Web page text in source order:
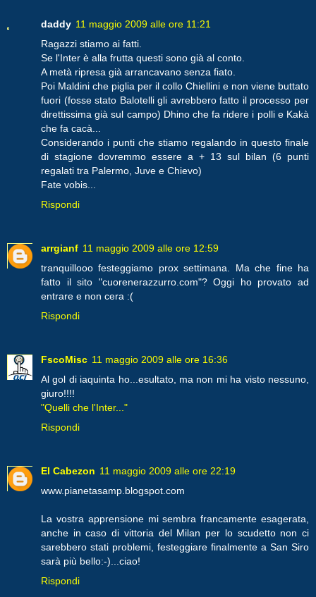
daddy 11 maggio 2009 alle ore 11:21
Ragazzi stiamo ai fatti.
Se l'Inter è alla frutta questi sono già al conto.
A metà ripresa già arrancavano senza fiato.
Poi Maldini che piglia per il collo Chiellini e non viene buttato
fuori (fosse stato Balotelli gli avrebbero fatto il processo per
direttissima già sul campo) Dhino che fa ridere i polli e Kakà
che fa cacà...
Considerando i punti che stiamo regalando in questo finale
di stagione dovremmo essere a + 13 sul bilan (6 punti
regalati tra Palermo, Juve e Chievo)
Fate vobis...
Rispondi
arrgianf 11 maggio 2009 alle ore 12:59
tranquillooo festeggiamo prox settimana. Ma che fine ha
fatto il sito "cuorenerazzurro.com"? Oggi ho provato ad
entrare e non cera :(
Rispondi
FscoMisc 11 maggio 2009 alle ore 16:36
Al gol di iaquinta ho...esultato, ma non mi ha visto nessuno,
giuro!!!!
"Quelli che l'Inter..."
Rispondi
El Cabezon 11 maggio 2009 alle ore 22:19
www.pianetasamp.blogspot.com
La vostra apprensione mi sembra francamente esagerata,
anche in caso di vittoria del Milan per lo scudetto non ci
sarebbero stati problemi, festeggiare finalmente a San Siro
sarà più bello:-)...ciao!
Rispondi